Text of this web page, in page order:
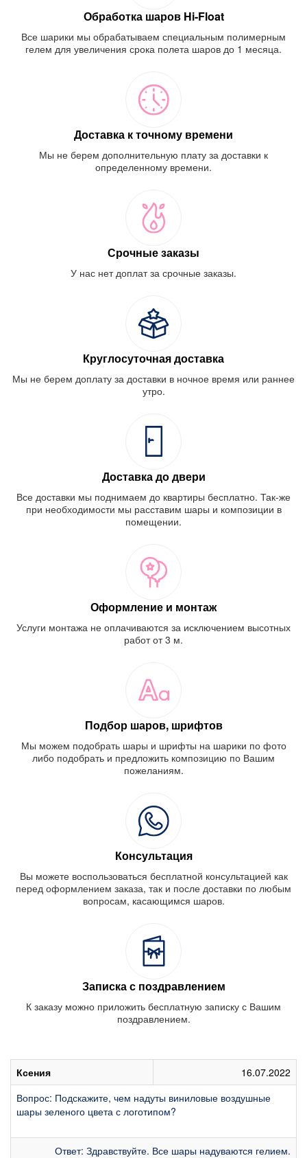
Обработка шаров Hi-Float
Все шарики мы обрабатываем специальным полимерным
гелем для увеличения срока полета шаров до 1 месяца.
Доставка к точному времени
Мы не берем дополнительную плату за доставки к
определенному времени.
Срочные заказы
У нас нет доплат за срочные заказы.
Круглосуточная доставка
Мы не берем доплату за доставки в ночное время или раннее
утро.
Доставка до двери
Все доставки мы поднимаем до квартиры бесплатно. Так-же
при необходимости мы расставим шары и композиции в
помещении.
Оформление и монтаж
Услуги монтажа не оплачиваются за исключением высотных
работ от 3 м.
Подбор шаров, шрифтов
Мы можем подобрать шары и шрифты на шарики по фото
либо подобрать и предложить композицию по Вашим
пожеланиям.
Консультация
Вы можете воспользоваться бесплатной консультацией как
перед оформлением заказа, так и после доставки по любым
вопросам, касающимся шаров.
Записка с поздравлением
К заказу можно приложить бесплатную записку с Вашим
поздравлением.
Ксения
16.07.2022
Вопрос: Подскажите, чем надуты виниловые воздушные
шары зеленого цвета с логотипом?
Ответ: Здравствуйте. Все шары надуваются гелием.